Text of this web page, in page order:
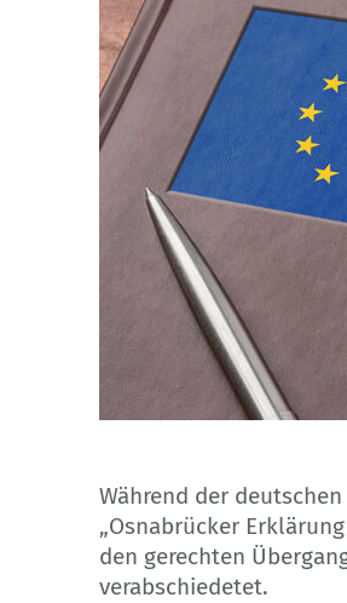
Während der
„Osnabrücker
den gerechten
verabschiedetet.